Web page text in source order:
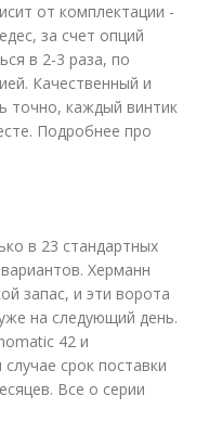
от комплектации -
за счет опций
в 2-3 раза, по
Качественный и
точно, каждый винтик
Подробнее про
в 23 стандартных
Херманн
запас, и эти ворота
на следующий день.
42 и
срок поставки
Все о серии